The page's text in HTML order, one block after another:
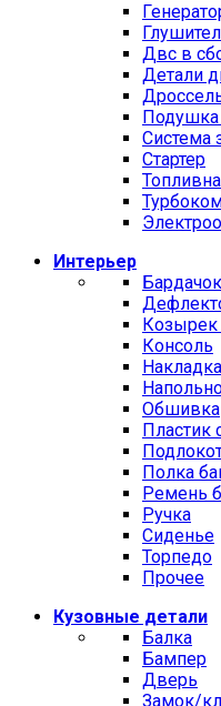
Двс в
Детали
Подушка
Система
Стартер
Интерьер
Бардачок
Козырек
Консоль
Обшивка
Пластик
Полка
Ремень
Ручка
Сиденье
Торпедо
Прочее
Кузовные детали
Балка
Бампер
Дверь
Замок/